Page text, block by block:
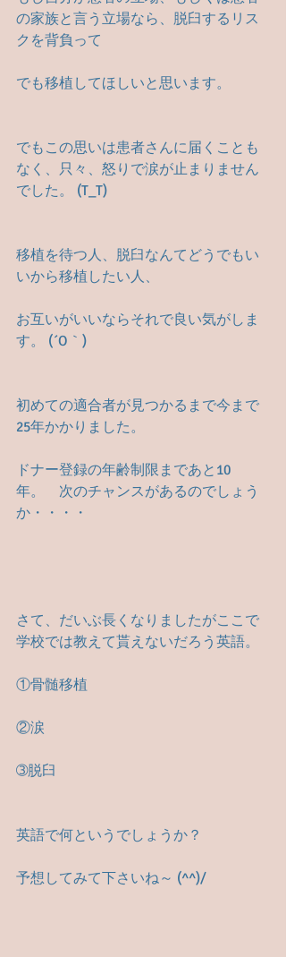
の家族と言う立場なら、脱臼するリス
クを背負って
でも移植してほしいと思います。
でもこの思いは患者さんに届くことも
なく、只々、怒りで涙が止まりません
でした。 (T_T)
移植を待つ人、脱臼なんてどうでもい
いから移植したい人、
お互いがいいならそれで良い気がしま
す。 (´O｀)
初めての適合者が見つかるまで今まで
25年かかりました。
ドナー登録の年齢制限まであと10
年。　次のチャンスがあるのでしょう
か・・・・
さて、だいぶ長くなりましたがここで
学校では教えて貰えないだろう英語。
①骨髄移植
②涙
➂脱臼
英語で何というでしょうか？
予想してみて下さいね～ (^^)/